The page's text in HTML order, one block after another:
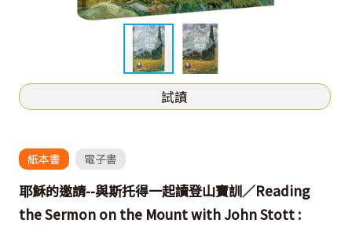
試讀
紙本書 電子書
耶穌的邀請--與斯托得一起讀登山寶訓／Reading
the Sermon on the Mount with John Stott :